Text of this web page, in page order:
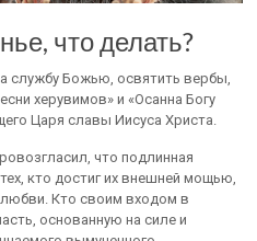
что делать?
службу Божью, освятить вербы,
херувимов» и «Осанна Богу
Царя славы Иисуса Христа.
что подлинная
кто достиг их внешней мощью,
любви. Кто своим входом в
основанную на силе и